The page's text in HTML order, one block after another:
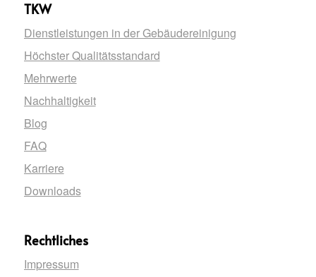
TKW
Dienstleistungen in der Gebäudereinigung
Höchster Qualitätsstandard
Mehrwerte
Nachhaltigkeit
Blog
FAQ
Karriere
Downloads
Rechtliches
Impressum